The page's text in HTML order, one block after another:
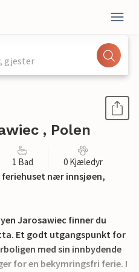
gjester
, Polen
1 Bad 0 Kjæledyr
nær innsjøen,
Jarosawiec finner du
Et godt utgangspunkt for
med sin innbydende
for en bekymringsfri ferie. I